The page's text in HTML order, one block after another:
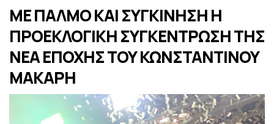
ΜΕ ΠΑΛΜΟ ΚΑΙ ΣΥΓΚΙΝΗΣΗ Η
ΠΡΟΕΚΛΟΓΙΚΗ ΣΥΓΚΕΝΤΡΩΣΗ ΤΗΣ
ΝΕΑ ΕΠΟΧΗΣ ΤΟΥ ΚΩΝΣΤΑΝΤΙΝΟΥ
ΜΑΚΑΡΗ